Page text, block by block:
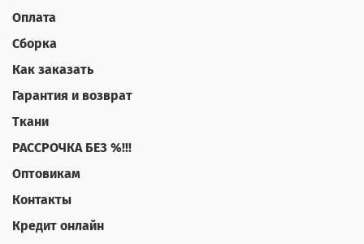
Оплата
Сборка
Как заказать
Гарантия и возврат
Ткани
РАССРОЧКА БЕЗ %!!!
Оптовикам
Контакты
Кредит онлайн